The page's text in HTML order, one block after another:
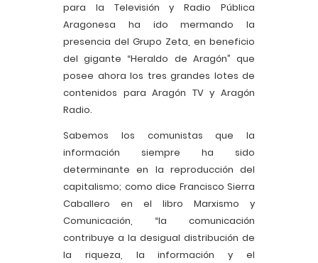
para la Televisión y Radio Pública
Aragonesa ha ido mermando la
presencia del Grupo Zeta, en beneficio
del gigante “Heraldo de Aragón” que
posee ahora los tres grandes lotes de
contenidos para Aragón TV y Aragón
Radio.
Sabemos los comunistas que la
información siempre ha sido
determinante en la reproducción del
capitalismo; como dice Francisco Sierra
Caballero en el libro Marxismo y
Comunicación, “la comunicación
contribuye a la desigual distribución de
la riqueza, la información y el